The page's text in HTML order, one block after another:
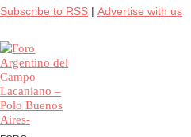
Subscribe to RSS |Advertise with us